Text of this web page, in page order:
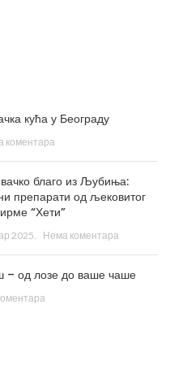
кућа у Београду
коментара
благо из Љубиња:
препарати од љековитог
“Хети”
2025. Нема коментара
– од лозе до ваше чаше